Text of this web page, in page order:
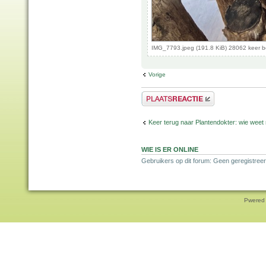
IMG_7793.jpeg (191.8 KiB) 28062 keer
Vorige
Plaats een reactie
Keer terug naar Plantendokter: wie weet
WIE IS ER ONLINE
Gebruikers op dit forum: Geen